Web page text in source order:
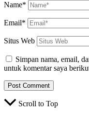
Name*
Email*
Situs Web
Simpan nama, email,
untuk komentar saya
Scroll to Top